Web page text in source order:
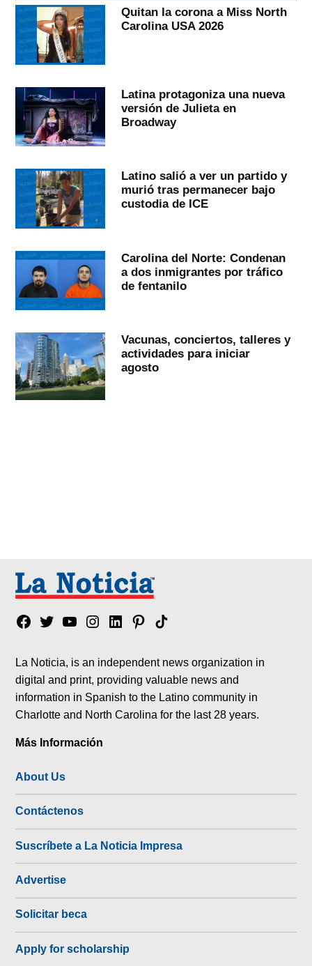
Quitan la corona a Miss North
Carolina USA 2026
Latina protagoniza una nueva
versión de Julieta en
Broadway
Latino salió a ver un partido y
murió tras permanecer bajo
custodia de ICE
Carolina del Norte: Condenan
a dos inmigrantes por tráfico
de fentanilo
Vacunas, conciertos, talleres y
actividades para iniciar
agosto
Facebook
TwitterYouTubeInstagram
LinkedinPinterest
Tik
La Noticia, is an independent news organization in
digital and print, providing valuable news and
information in Spanish to the Latino community in
Charlotte and North Carolina for the last 28 years.
Más Información
About Us
Contáctenos
Suscríbete a La Noticia Impresa
Advertise
Solicitar beca
Apply for scholarship